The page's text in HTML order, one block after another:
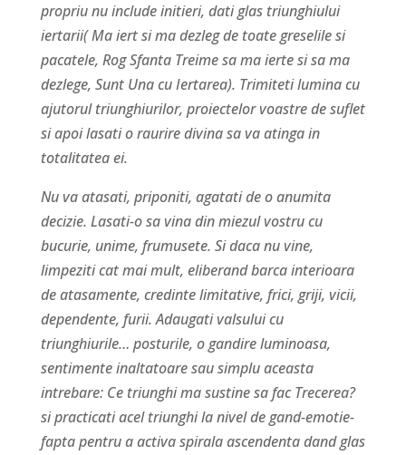
propriu nu include initieri, dati glas triunghiului
iertarii( Ma iert si ma dezleg de toate greselile si
pacatele, Rog Sfanta Treime sa ma ierte si sa ma
dezlege, Sunt Una cu Iertarea). Trimiteti lumina cu
ajutorul triunghiurilor, proiectelor voastre de suflet
si apoi lasati o raurire divina sa va atinga in
totalitatea ei.
Nu va atasati, priponiti, agatati de o anumita
decizie. Lasati-o sa vina din miezul vostru cu
bucurie, unime, frumusete. Si daca nu vine,
limpeziti cat mai mult, eliberand barca interioara
de atasamente, credinte limitative, frici, griji, vicii,
dependente, furii. Adaugati valsului cu
triunghiurile… posturile, o gandire luminoasa,
sentimente inaltatoare sau simplu aceasta
intrebare: Ce triunghi ma sustine sa fac Trecerea?
si practicati acel triunghi la nivel de gand-emotie-
fapta pentru a activa spirala ascendenta dand glas